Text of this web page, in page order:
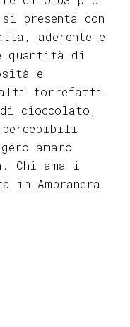
presenta con
aderente e
quantità di
e
torrefatti
cioccolato,
amaro
Chi ama i
Ambranera